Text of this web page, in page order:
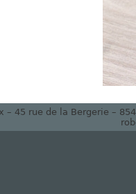
– 45 rue de la Bergerie –